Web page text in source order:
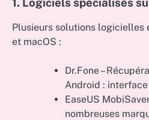
Plusieurs solutions logicielles
et macOS :
Dr.Fone –
Android :
EaseUS
nombreuses